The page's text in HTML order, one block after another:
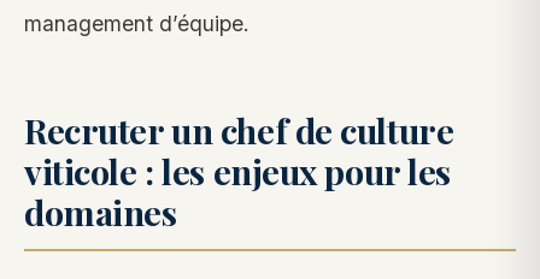
management d’équipe.
Recruter un chef de culture
viticole : les enjeux pour les
domaines